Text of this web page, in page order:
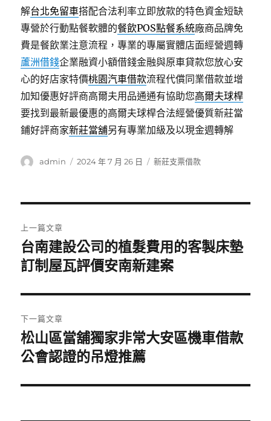
解台北免留車搭配合法利率立即放款的特色資金短缺
專營於行動點餐軟體的餐飲POS點餐系統廠商品牌免
費是餐飲業注意流程，專業的專屬實體店面經營週轉
蘆洲借錢企業融資小額借錢金融與原車貸款您放心安
心的好店家特價桃園汽車借款流程代償同業借款並增
加知優惠好評商高爾夫用品通通有協助您高爾夫球桿
要找到最新最優惠的高爾夫球桿合法經營優質新莊當
鋪好評商家新莊當舖另有專業加級及以現金週轉解
作
admin
發
2024 年 7 月 26 日
分
新莊支票借款
章
導
覽
上一篇文章
上
一
文
章:
台南建設公司的植髮費用的客製床墊
訂制屋瓦評價安南新建案
下一篇文章
下
一
文
松山區當舖獨家非常大安區機車借款
公會認證的吊燈推薦